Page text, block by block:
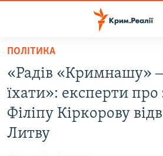
Перейти
основного
матеріалу
Перейти
до
основної
ВОДА.КРИМ
ВІДЕО ТА ФОТО
ПОЛІТИКА
ПОЛІТИКА
«Радів «Кримнашу» ‒
їхати»: експерти про
Філіпу Кіркорову
Литву